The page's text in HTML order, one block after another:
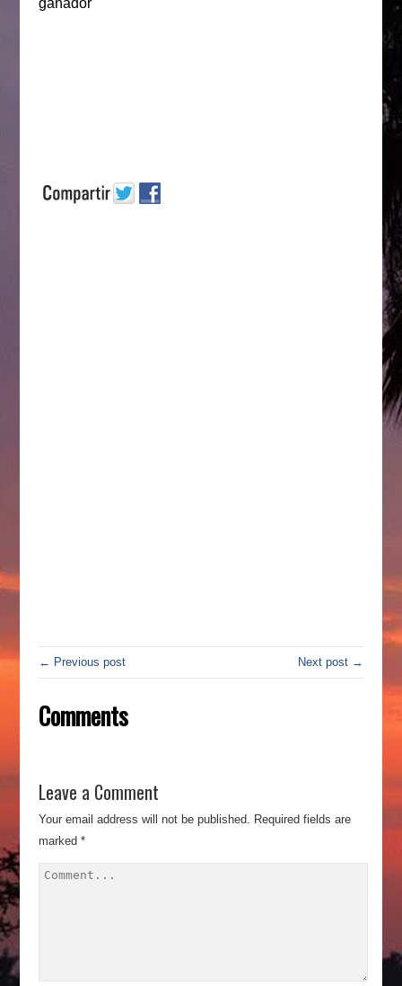
ganador
← Previous post Next post →
Comments
Leave a Comment
Your email address will not be published. Required fields are
marked *